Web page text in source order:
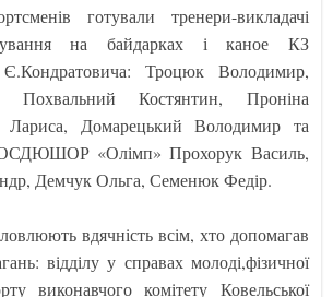
готували тренери-викладачі
на байдарках і каное КЗ
Троцюк Володимир,
Похвальний Костянтин, Проніна
Лариса, Домарецький Володимир та
ОСДЮШОР «Олімп» Прохорук Василь,
Демчук Ольга, Семенюк Федір.
вдячність всім, хто допомагав
відділу у справах молоді,фізичної
виконавчого комітету Ковельської